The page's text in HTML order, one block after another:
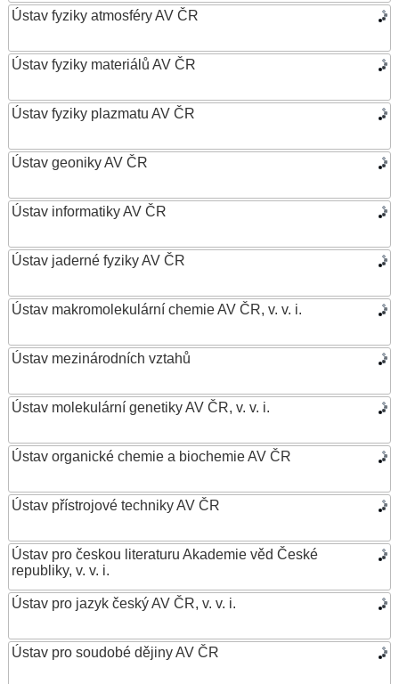
Ústav fyziky atmosféry AV ČR
Ústav fyziky materiálů AV ČR
Ústav fyziky plazmatu AV ČR
Ústav geoniky AV ČR
Ústav informatiky AV ČR
Ústav jaderné fyziky AV ČR
Ústav makromolekulární chemie AV ČR, v. v. i.
Ústav mezinárodních vztahů
Ústav molekulární genetiky AV ČR, v. v. i.
Ústav organické chemie a biochemie AV ČR
Ústav přístrojové techniky AV ČR
Ústav pro českou literaturu Akademie věd České
republiky, v. v. i.
Ústav pro jazyk český AV ČR, v. v. i.
Ústav pro soudobé dějiny AV ČR